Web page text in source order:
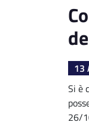
13
Si è
26/